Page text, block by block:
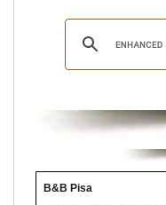
B&B Pisa